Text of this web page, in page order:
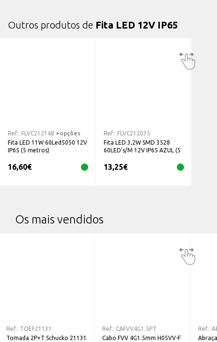
Outros produtos de Fita LED 12V IP65
Ref.: FLVC212148 +opções
Fita LED 11W 60Led5050 12V
IP65 (5 metros)
16,60€
Ref.: FLVC212035
Fita LED 3,2W SMD 3528
60LED's/M 12V IP65 AZUL (5
13,25€
Os mais vendidos
Ref.: TOEF21131
Tomada 2P+T Schucko 21131
Ref.: CAFVV4G1.5PT
Cabo FVV 4G1.5mm H05VV-F
Ref.: